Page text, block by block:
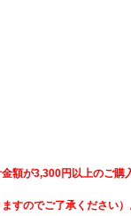
額が3,300円以上のご購
すのでご了承ください）